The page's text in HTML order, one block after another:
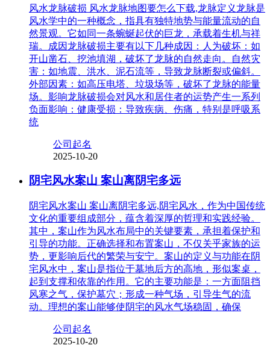
风水龙脉破损 风水龙脉地图要怎么下载,龙脉定义龙脉是
风水学中的一种概念，指具有独特地势与能量流动的自
然景观。它如同一条蜿蜒起伏的巨龙，承载着生机与祥
瑞。成因龙脉破损主要有以下几种成因：人为破坏：如
开山凿石、挖池填湖，破坏了龙脉的自然走向。自然灾
害：如地震、洪水、泥石流等，导致龙脉断裂或偏斜。
外部因素：如高压电塔、垃圾场等，破坏了龙脉的能量
场。影响龙脉破损会对风水和居住者的运势产生一系列
负面影响：健康受损：导致疾病、伤痛，特别是呼吸系
统
公司起名
2025-10-20
阴宅风水案山 案山离阴宅多远
阴宅风水案山 案山离阴宅多远,阴宅风水，作为中国传统
文化的重要组成部分，蕴含着深厚的哲理和实践经验。
其中，案山作为风水布局中的关键要素，承担着保护和
引导的功能。正确选择和布置案山，不仅关乎家族的运
势，更影响后代的繁荣与安宁。案山的定义与功能在阴
宅风水中，案山是指位于墓地后方的高地，形似案桌，
起到支撑和依靠的作用。它的主要功能是：一方面阻挡
风寒之气，保护墓穴；形成一种气场，引导生气的流
动。理想的案山能够使阴宅的风水气场稳固，确保
公司起名
2025-10-20